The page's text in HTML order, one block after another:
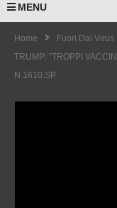
MENU
Home Fuori Dal Virus
TRUMP: "TROPPI
N.1610.SP